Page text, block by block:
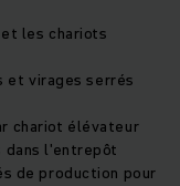
les chariots
virages serrés
chariot élévateur
dans l'entrepôt
de production pour